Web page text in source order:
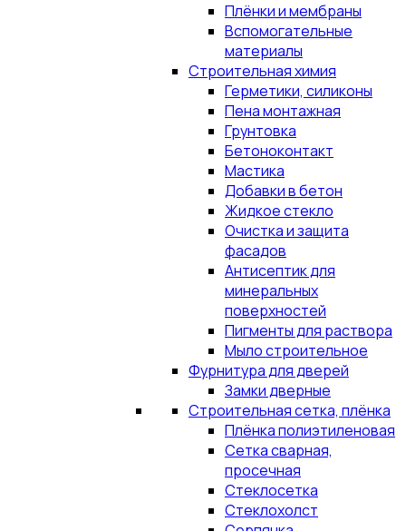
Плёнки и мембраны
Вспомогательные
материалы
Строительная химия
Герметики, силиконы
Пена монтажная
Грунтовка
Бетоноконтакт
Мастика
Добавки в бетон
Жидкое стекло
Очистка и защита
фасадов
Антисептик для
минеральных
поверхностей
Пигменты для раствора
Мыло строительное
Фурнитура для дверей
Замки дверные
Строительная сетка, плёнка
Плёнка полиэтиленовая
Сетка сварная,
просечная
Стеклосетка
Стеклохолст